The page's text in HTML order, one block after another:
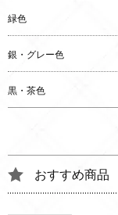
緑色
銀・グレー色
黒・茶色
おすすめ商品